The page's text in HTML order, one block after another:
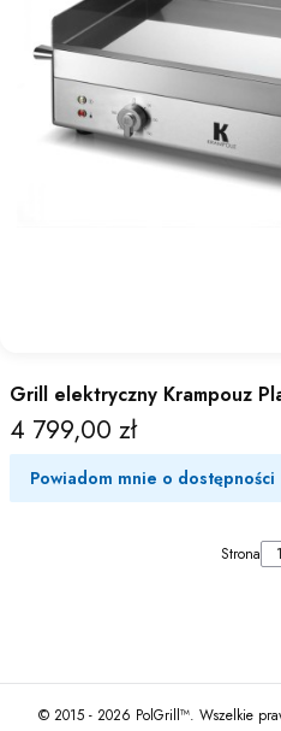
Grill elektryczny Krampouz
Cena
4 799,00 zł
Powiadom mnie o dostępności
Strona